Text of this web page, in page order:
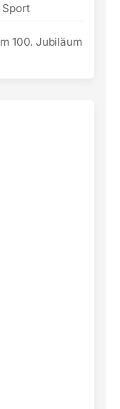
Sport
100. Jubiläum